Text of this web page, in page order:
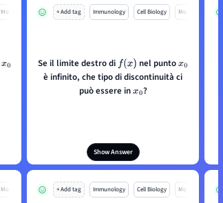
Mo
x0
+ Add tag Immunology Cell Biology Mo
Se il limite destro dif(x) nel puntox0
è infinito, che tipo di discontinuità ci
può essere inx0?
Show Answer
Mo + Add tag Immunology Cell Biology Mo